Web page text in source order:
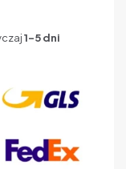
1–5 dni